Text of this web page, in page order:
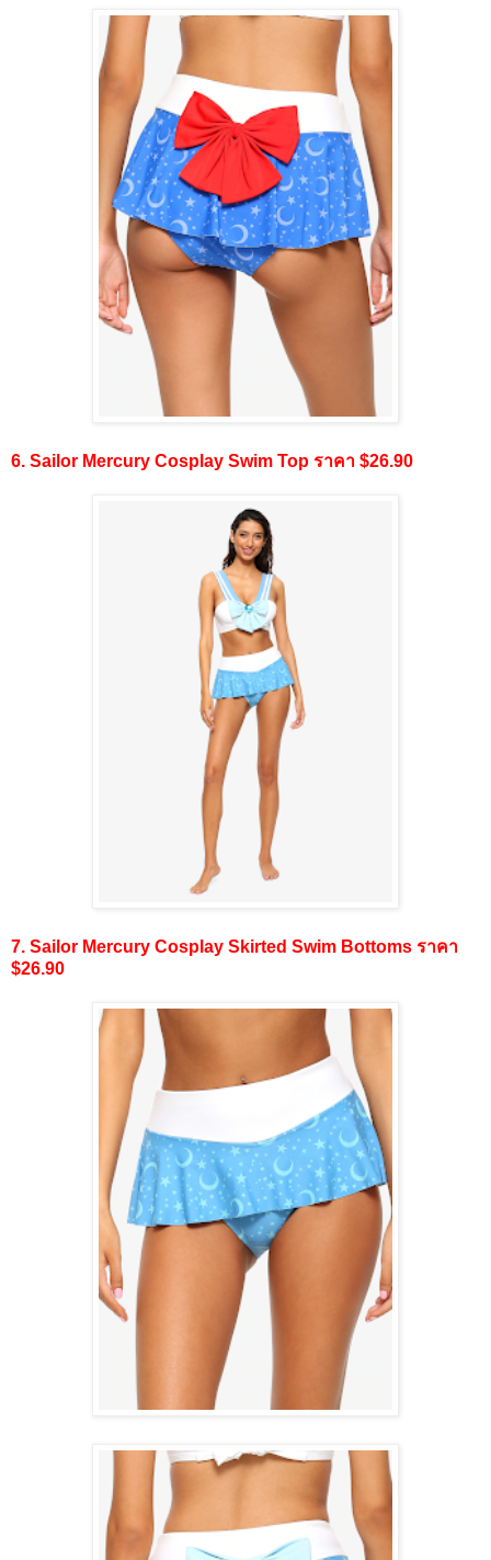
6. Sailor Mercury Cosplay Swim Top ราคา $26.90
7. Sailor Mercury Cosplay Skirted Swim Bottoms ราคา
$26.90